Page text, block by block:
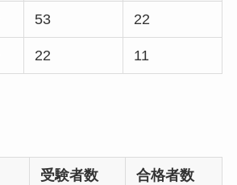
53 22
22 11
受験者数 合格者数